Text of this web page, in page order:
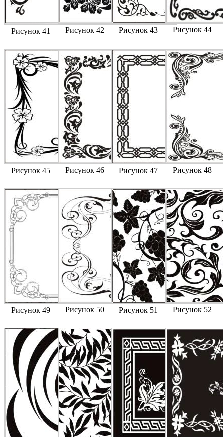
Рисунок 41 Рисунок 42 Рисунок 43 Рисунок 44
Рисунок 45 Рисунок 46 Рисунок 47 Рисунок 48
Рисунок 49 Рисунок 50 Рисунок 51 Рисунок 52